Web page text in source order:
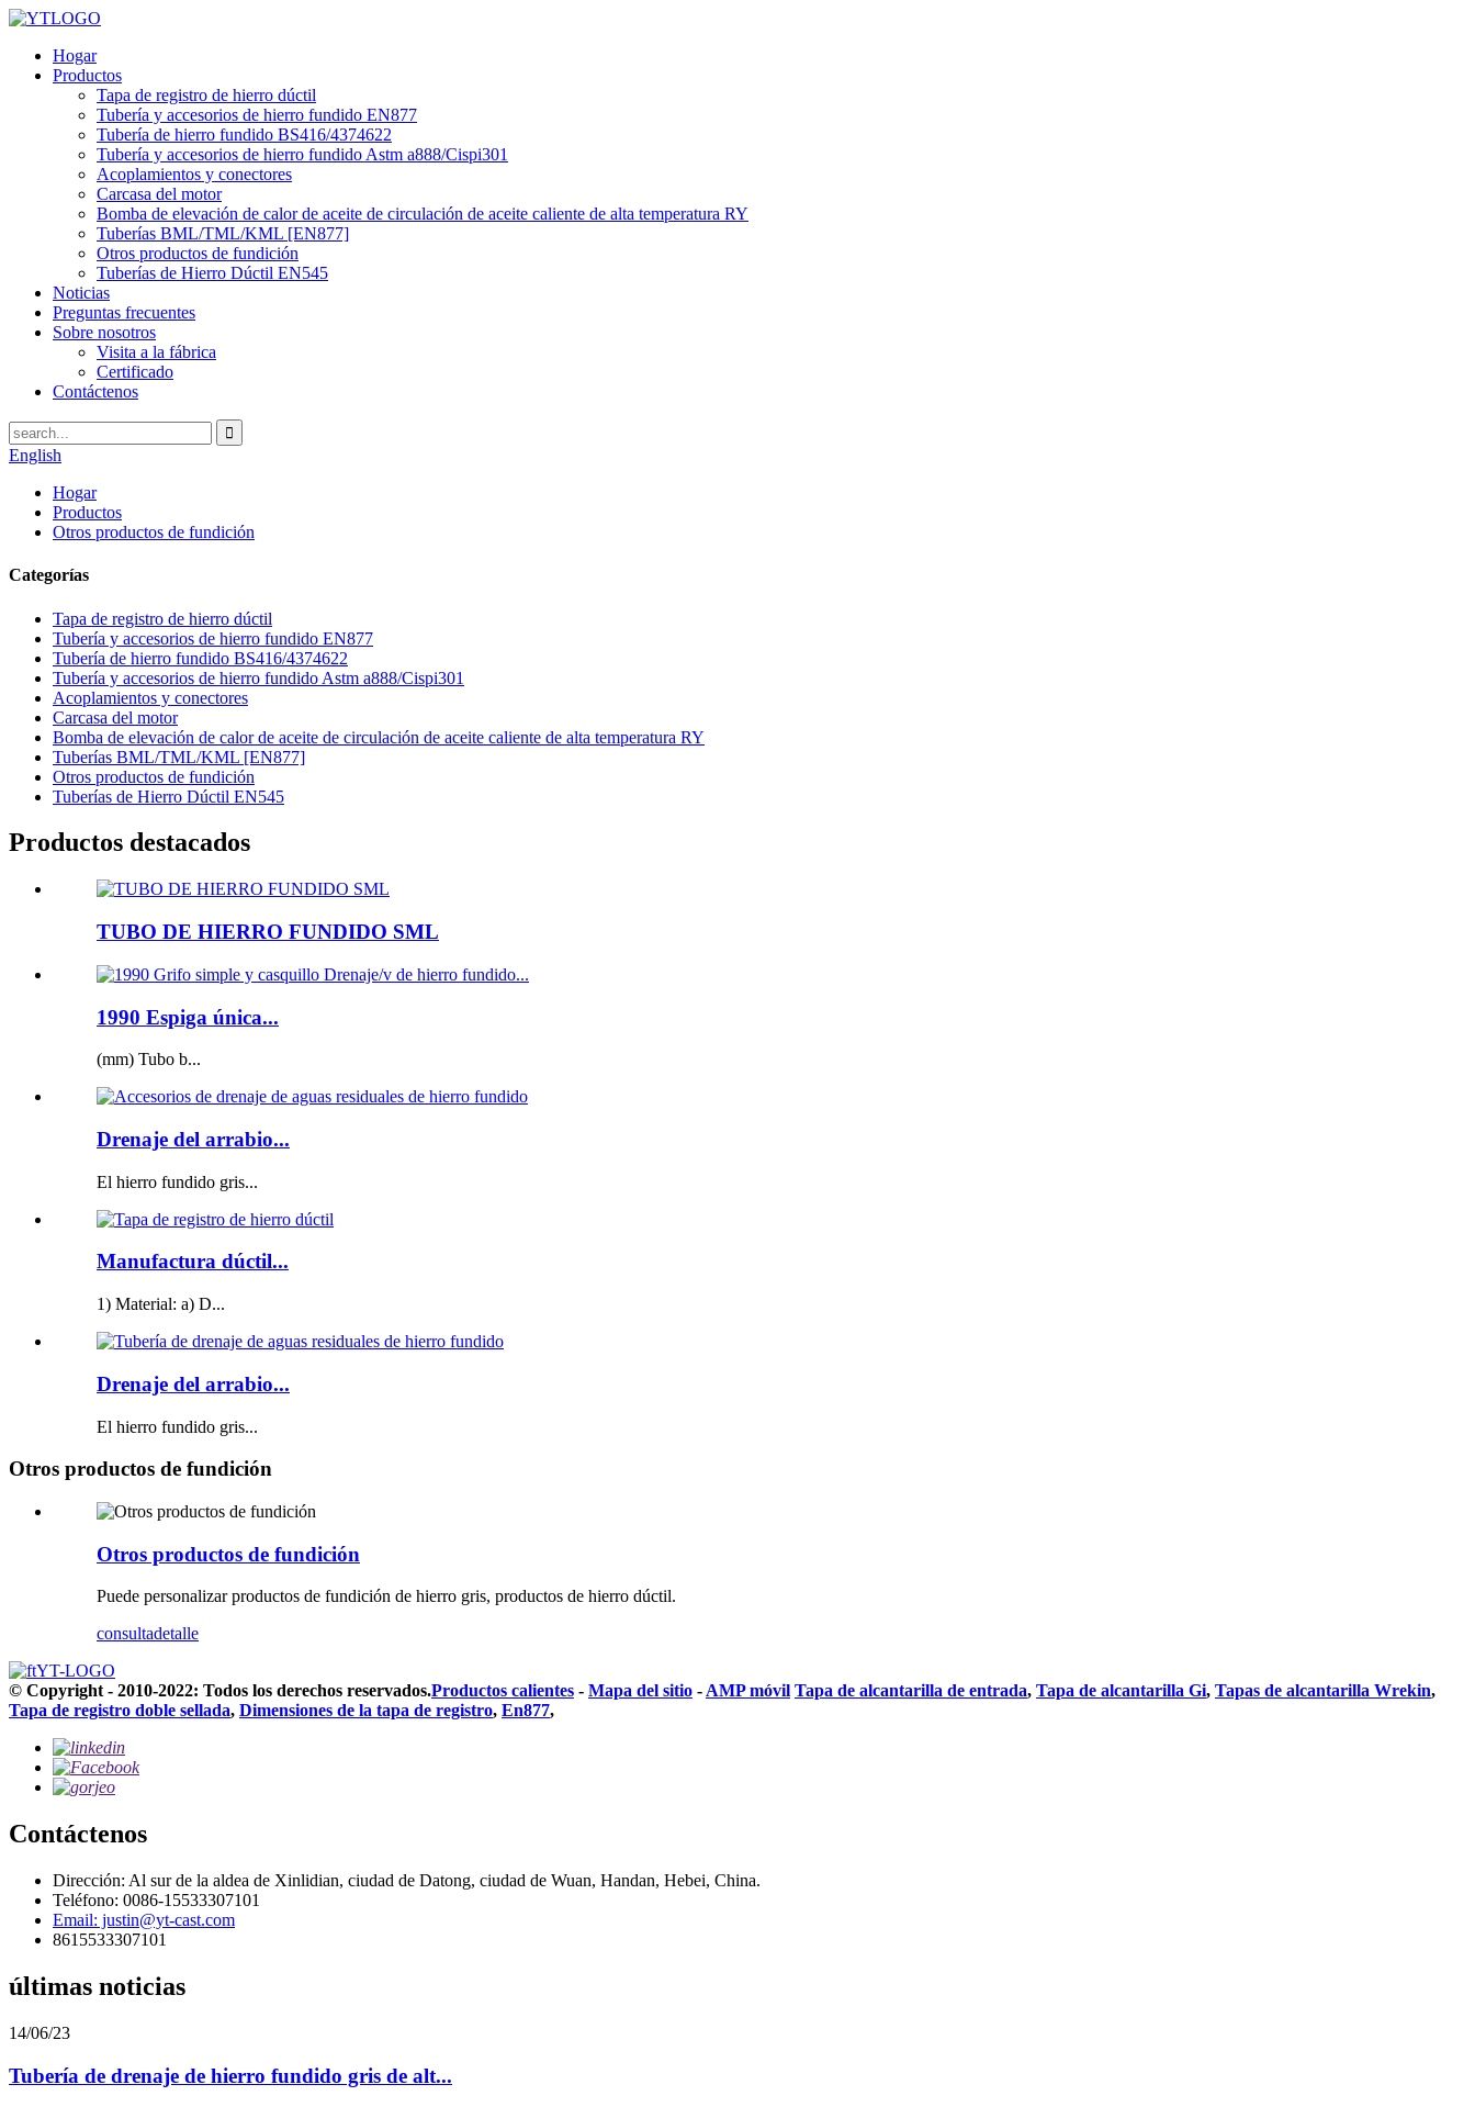
Hogar
Productos
Tapa de registro de hierro dúctil
Tubería y accesorios de hierro fundido EN877
Tubería de hierro fundido BS416/4374622
Tubería y accesorios de hierro fundido Astm a888/Cispi301
Acoplamientos y conectores
Carcasa del motor
Bomba de elevación de calor de aceite de circulación de aceite caliente de alta temperatura RY
Tuberías BML/TML/KML [EN877]
Otros productos de fundición
Tuberías de Hierro Dúctil EN545
Noticias
Preguntas frecuentes
Sobre nosotros
Visita a la fábrica
Certificado
Contáctenos
English
Hogar
Productos
Otros productos de fundición
Categorías
Tapa de registro de hierro dúctil
Tubería y accesorios de hierro fundido EN877
Tubería de hierro fundido BS416/4374622
Tubería y accesorios de hierro fundido Astm a888/Cispi301
Acoplamientos y conectores
Carcasa del motor
Bomba de elevación de calor de aceite de circulación de aceite caliente de alta temperatura RY
Tuberías BML/TML/KML [EN877]
Otros productos de fundición
Tuberías de Hierro Dúctil EN545
Productos destacados
TUBO DE HIERRO FUNDIDO SML
1990 Espiga única...
(mm) Tubo b...
Drenaje del arrabio...
El hierro fundido gris...
Manufactura dúctil...
1) Material: a) D...
Drenaje del arrabio...
El hierro fundido gris...
Otros productos de fundición
Otros productos de fundición
Puede personalizar productos de fundición de hierro gris, productos de hierro dúctil.
consultadetalle
© Copyright - 2010-2022: Todos los derechos reservados.Productos calientes - Mapa del sitio -AMP móvil Tapa de alcantarilla de entrada, Tapa de alcantarilla Gi, Tapas de alcantarilla Wrekin,
Tapa de registro doble sellada, Dimensiones de la tapa de registro, En877,
Contáctenos
Dirección: Al sur de la aldea de Xinlidian, ciudad de Datong, ciudad de Wuan, Handan, Hebei, China.
Teléfono: 0086-15533307101
Email: justin@yt-cast.com
8615533307101
últimas noticias
14/06/23
Tubería de drenaje de hierro fundido gris de alt...